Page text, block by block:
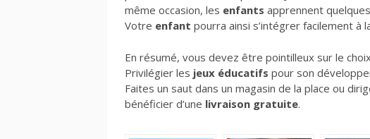
même occasion, les enfants apprennent
Votre enfant pourra ainsi s’intégrer facilement à
En résumé, vous devez être pointilleux sur le choix
Privilégier les jeux éducatifs pour son
Faites un saut dans un magasin de la place ou
bénéficier d’une livraison gratuite.